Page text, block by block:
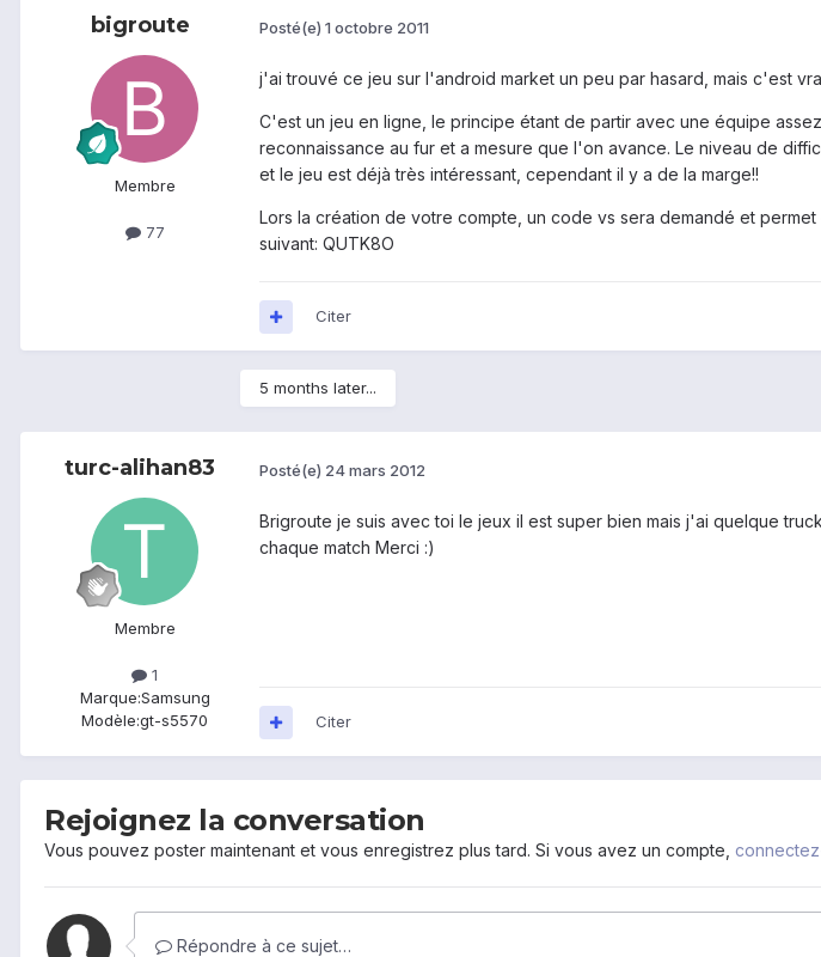
bigroute
Membre
77
Posté(e) 1 octobre 2011
j'ai trouvé ce jeu sur l'android market un peu par hasard, mais c'est
C'est un jeu en ligne, le principe étant de partir avec une équipe
reconnaissance au fur et a mesure que l'on avance. Le niveau de
et le jeu est déjà très intéressant, cependant il y a de la marge!!
Lors la création de votre compte, un code vs sera demandé et
suivant: QUTK8O
Citer
5 months later...
turc-alihan83
Membre
1
Marque:Samsung
Modèle:gt-s5570
Posté(e) 24 mars 2012
Brigroute je suis avec toi le jeux il est super bien mais j'ai quelque
chaque match Merci :)
Citer
Rejoignez la conversation
Vous pouvez poster maintenant et vous enregistrez plus tard. Si vous avez un compte,
Répondre à ce sujet…